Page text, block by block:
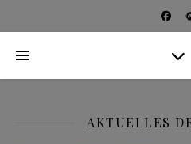
AKTUELLES